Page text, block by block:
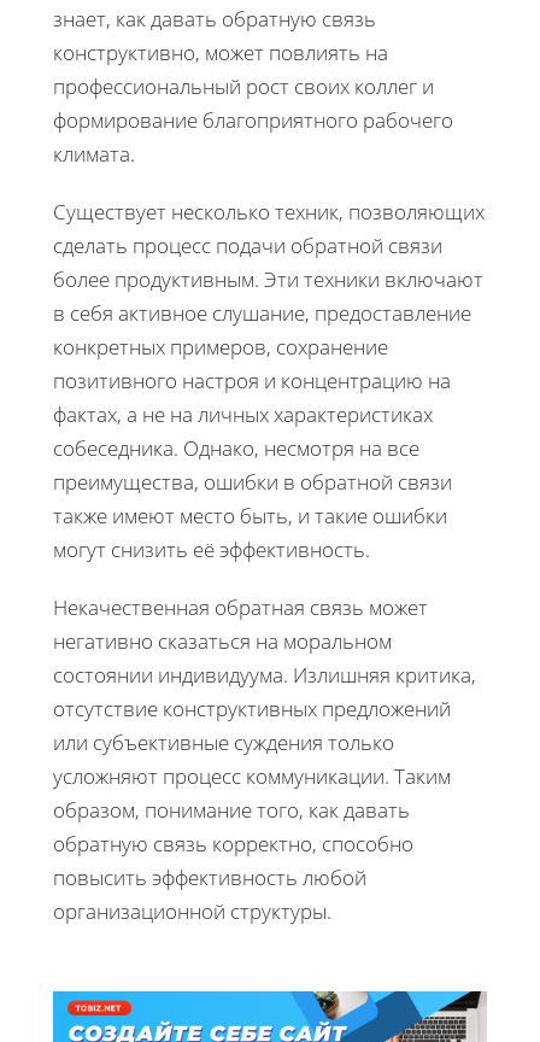
знает, как давать обратную связь
конструктивно, может повлиять на
профессиональный рост своих коллег и
формирование благоприятного рабочего
климата.
Существует несколько техник, позволяющих
сделать процесс подачи обратной связи
более продуктивным. Эти техники включают
в себя активное слушание, предоставление
конкретных примеров, сохранение
позитивного настроя и концентрацию на
фактах, а не на личных характеристиках
собеседника. Однако, несмотря на все
преимущества, ошибки в обратной связи
также имеют место быть, и такие ошибки
могут снизить её эффективность.
Некачественная обратная связь может
негативно сказаться на моральном
состоянии индивидуума. Излишняя критика,
отсутствие конструктивных предложений
или субъективные суждения только
усложняют процесс коммуникации. Таким
образом, понимание того, как давать
обратную связь корректно, способно
повысить эффективность любой
организационной структуры.